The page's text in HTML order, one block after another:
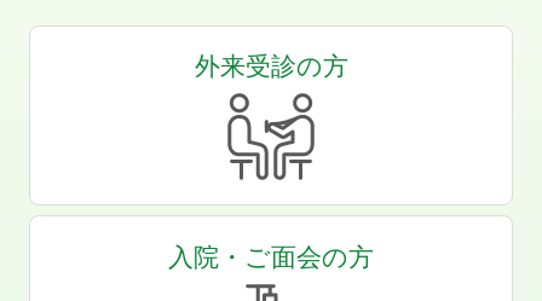
外来受診の方
入院・ご面会の方